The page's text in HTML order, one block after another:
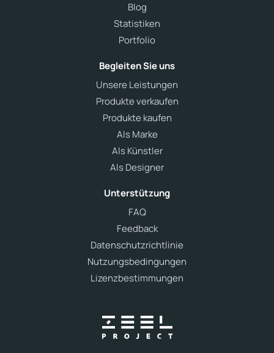
Blog
Statistiken
Portfolio
Begleiten Sie uns
Unsere Leistungen
Produkte verkaufen
Produkte kaufen
Als Marke
Als Künstler
Als Designer
Unterstützung
FAQ
Feedback
Datenschutzrichtlinie
Nutzungsbedingungen
Lizenzbestimmungen